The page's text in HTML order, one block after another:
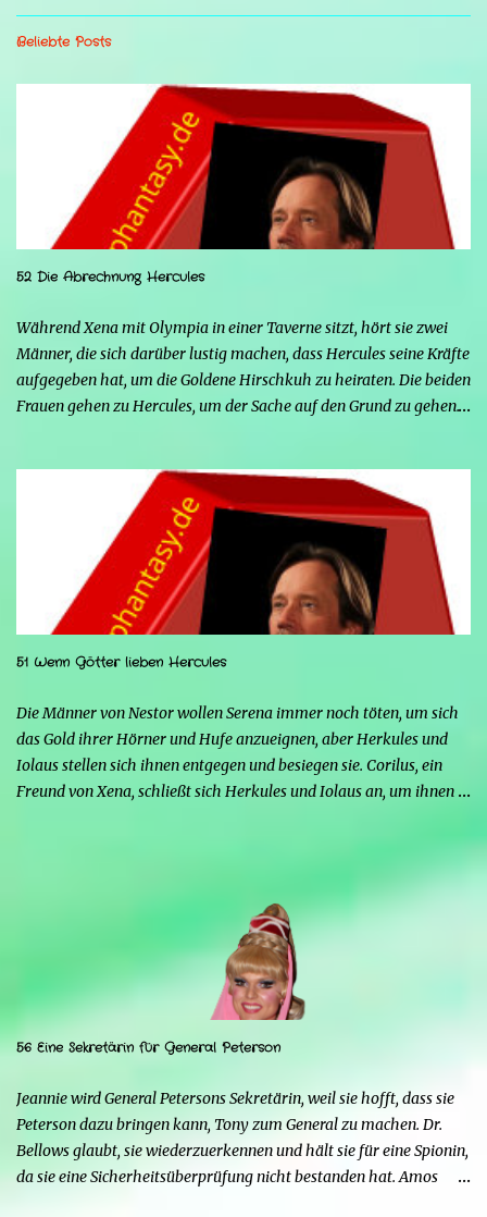
Beliebte Posts
52 Die Abrechnung Hercules
Während Xena mit Olympia in einer Taverne sitzt, hört sie zwei
Männer, die sich darüber lustig machen, dass Hercules seine Kräfte
aufgegeben hat, um die Goldene Hirschkuh zu heiraten. Die beiden
Frauen gehen zu Hercules, um der Sache auf den Grund zu gehen.
denn nun kann sie nicht nur die Frau von Hercules sein, sondern
endlich auch Menschen berühren, ohne sich zu verwandeln. Mars
ist immer noch wütend auf Hercules, weil er Xena davon
überzeugt hat, nicht mehr seine Kämpferin sein zu wollen, und
nun steht sein Racheplan kurz vor der Vollendung. Einige Männer
im Dorf belästigen Serena, also stellt sich Hercules seiner Frau zur
Seite, um sie zu verteidigen, aber ohne seine Kräfte fällt es ihm
schwerer, sich zu behaupten, und er riskiert sogar, zu sterben.
Strife schürt mit seinen Kräften die Wut von...
51 Wenn Götter lieben Hercules
Die Männer von Nestor wollen Serena immer noch töten, um sich
das Gold ihrer Hörner und Hufe anzueignen, aber Herkules und
Iolaus stellen sich ihnen entgegen und besiegen sie. Corilus, ein
Freund von Xena, schließt sich Herkules und Iolaus an, um ihnen
Vergangenheit seine Favoritin war, bis Herkules sie dazu brachte,
ihm den Rücken zu kehren, und dass wahrscheinlich auch Serena
Herkules ihm vorziehen wird. Herkules überrascht Serena mit
einem Schmuckstück und bittet sie, ihn zu heiraten, aber sie
braucht Zeit, um ihm eine Antwort zu geben. Sie kann nicht mit
Menschen in Kontakt bleiben, da sie sonst zur Goldenen Hirschkuh
Mars nicht respektlos gegenübertreten. Herkules ma...
56 Eine Sekretärin für General Peterson
Jeannie wird General Petersons Sekretärin, weil sie hofft, dass sie
Peterson dazu bringen kann, Tony zum General zu machen. Dr.
Bellows glaubt, sie wiederzuerkennen und hält sie für eine Spionin,
da sie eine Sicherheitsüberprüfung nicht bestanden hat. Amos